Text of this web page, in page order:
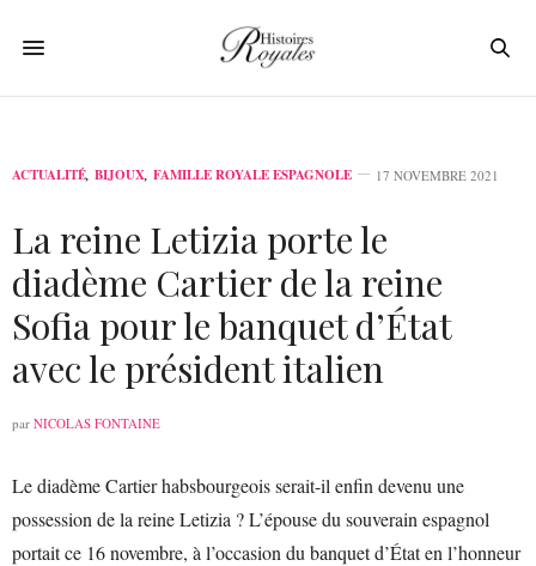
ACTUALITÉ, BIJOUX, FAMILLE ROYALE ESPAGNOLE 17 NOVEMBRE 2021
La reine Letizia porte le
diadème Cartier de la reine
Sofia pour le banquet d’État
avec le président italien
par NICOLAS FONTAINE
Le diadème Cartier habsbourgeois serait-il enfin devenu une
possession de la reine Letizia ? L’épouse du souverain espagnol
portait ce 16 novembre, à l’occasion du banquet d’État en l’honneur